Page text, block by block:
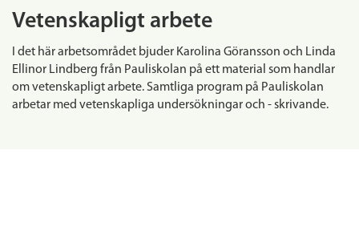
Vetenskapligt arbete
I det här arbetsområdet bjuder Karolina Göransson och Linda
Ellinor Lindberg från Pauliskolan på ett material som handlar
om vetenskapligt arbete. Samtliga program på Pauliskolan
arbetar med vetenskapliga undersökningar och - skrivande.